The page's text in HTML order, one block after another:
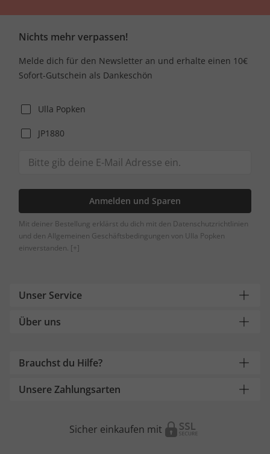
Nichts mehr verpassen!
Melde dich für den Newsletter an und erhalte einen 10€
Sofort-Gutschein als Dankeschön
Ulla Popken
JP1880
Anmelden und Sparen
Mit deiner Bestellung erklärst du dich mit den Datenschutzrichtlinien
und den Allgemeinen Geschäftsbedingungen von Ulla Popken
einverstanden. [+]
Unser Service
Über uns
Brauchst du Hilfe?
Unsere Zahlungsarten
Sicher einkaufen mit